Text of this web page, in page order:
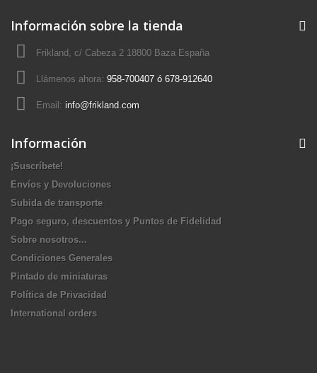
Información sobre la tienda
Frikland, c/ Cabeza 2 18800 Baza España
Llámenos ahora: 958-700407 ó 678-912640
Email: info@frikland.com
Información
¡Suscríbete!
Envíos y Devoluciones
Subida de transporte
Pago seguro, descuentos y Puntos de Fidelidad
Sobre nosotros...
Condiciones Generales
Pintado de miniaturas
Política de Privacidad
International orders